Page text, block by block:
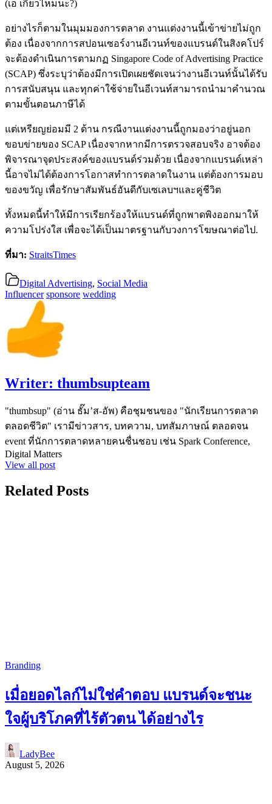
(เอ เกี่ยวไหมนะ?)
อย่างไรก็ตามในมุมมองการตลาด งานแต่งงานนี้เข้าข่ายไม่ถูก
ต้อง เนื่องจากการสปอนเซอร์งานอีเวนท์ของแบรนด์ในสิงคโปร์
จะต้องดำเนินการตามกฏ Singapore Code of Advertising Practice
(SCAP) ซึ่งระบุว่าต้องมีการเปิดเผยชัดเจนว่างานอีเวนท์นั้นได้รับ
การสนับสนุน และทุกค่าใช้จ่ายในอีเวนท์สามารถนำมาคำนวณ
ตามขั้นตอนภาษีได้
แต่เหรียญย่อมมี 2 ด้าน กรณีงานแต่งงานนี้ถูกมองว่าอยู่นอก
ขอบข่ายของ SCAP เนื่องจากหากมีการตรวจสอบจริง อาจต้อง
พิจารณาจุดประสงค์ของแบรนด์ร่วมด้วย เนื่องจากแบรนด์เหล่า
นี้อาจไม่ได้ต้องการโอกาสทำการตลาดในงาน แต่ต้องการมอบ
ของขวัญ เพื่อรักษาสัมพันธ์อันดีกับเซเลบฯและคู่ชีวิต
ทั้งหมดนี้ทำให้มีการเรียกร้องให้แบรนด์ที่ถูกพาดพิงออกมาให้
ความโปร่งใส เพื่อจะได้เป็นมาตรฐานกับวงการโฆษณาต่อไป.
ที่มา: StraitsTimes
Digital Advertising, Social Media
Influencer sponsore wedding
Writer: thumbsupteam
"thumbsup" (อ่าน ธั๊ม’ส-อัพ) คือชุมชนของ "นักเรียนการตลาด
ตลอดชีวิต" เรามีข่าวสาร, บทความ, บทสัมภาษณ์ ตลอดจน
event ที่นักการตลาดหลายคนชื่นชอบ เช่น Spark Conference,
Digital Matters
View all post
Related Posts
Branding
เมื่อยอดไลก์ไม่ใช่คำตอบ แบรนด์จะชนะ
ใจผู้บริโภคที่ไร้ตัวตน ได้อย่างไร
LadyBee
August 5, 2026